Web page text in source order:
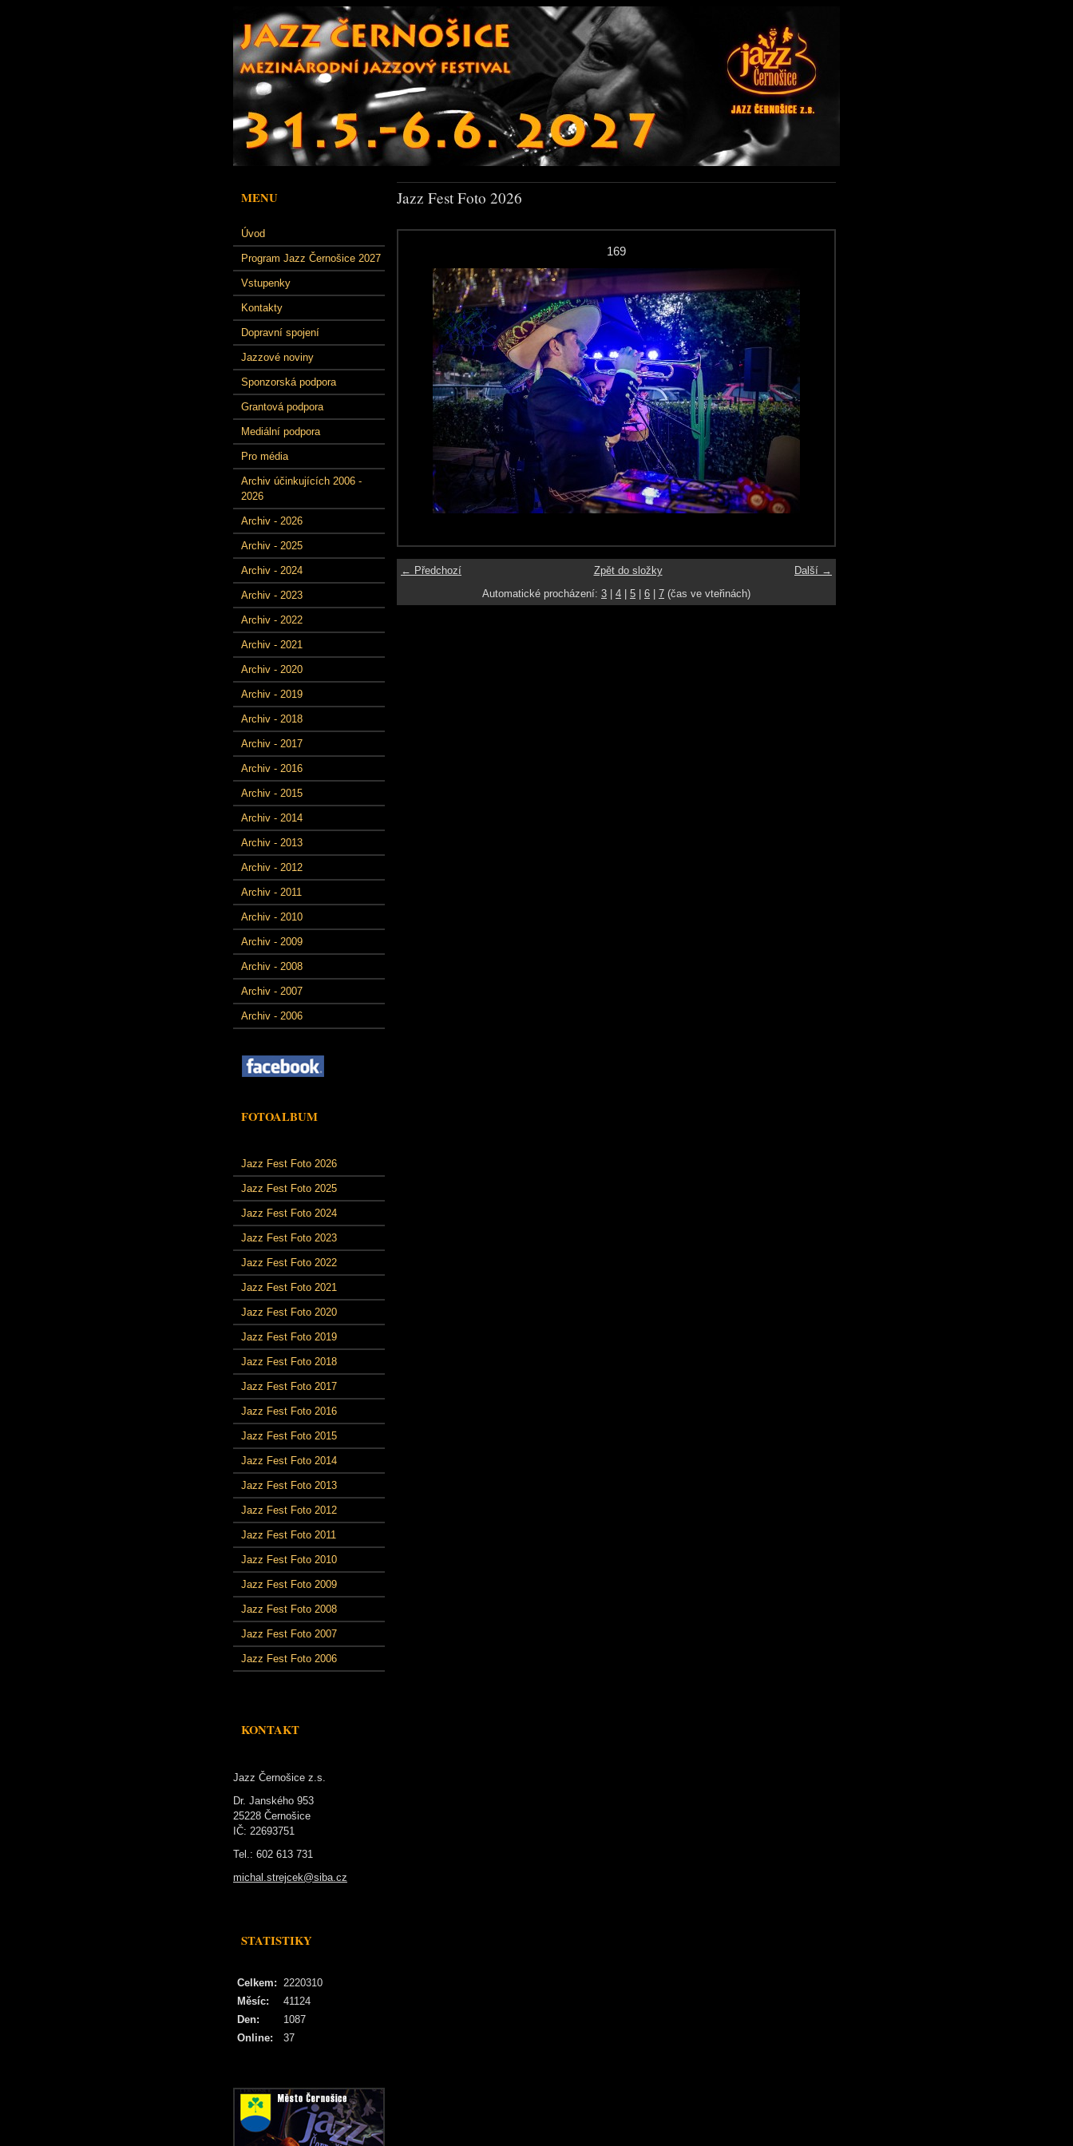
MENU
Úvod
Program Jazz Černošice 2027
Vstupenky
Kontakty
Dopravní spojení
Jazzové noviny
Sponzorská podpora
Grantová podpora
Mediální podpora
Pro média
Archiv účinkujících 2006 -
2026
Archiv - 2026
Archiv - 2025
Archiv - 2024
Archiv - 2023
Archiv - 2022
Archiv - 2021
Archiv - 2020
Archiv - 2019
Archiv - 2018
Archiv - 2017
Archiv - 2016
Archiv - 2015
Archiv - 2014
Archiv - 2013
Archiv - 2012
Archiv - 2011
Archiv - 2010
Archiv - 2009
Archiv - 2008
Archiv - 2007
Archiv - 2006
FOTOALBUM
Jazz Fest Foto 2026
Jazz Fest Foto 2025
Jazz Fest Foto 2024
Jazz Fest Foto 2023
Jazz Fest Foto 2022
Jazz Fest Foto 2021
Jazz Fest Foto 2020
Jazz Fest Foto 2019
Jazz Fest Foto 2018
Jazz Fest Foto 2017
Jazz Fest Foto 2016
Jazz Fest Foto 2015
Jazz Fest Foto 2014
Jazz Fest Foto 2013
Jazz Fest Foto 2012
Jazz Fest Foto 2011
Jazz Fest Foto 2010
Jazz Fest Foto 2009
Jazz Fest Foto 2008
Jazz Fest Foto 2007
Jazz Fest Foto 2006
KONTAKT
Jazz Černošice z.s.
Dr. Janského 953
25228 Černošice
IČ: 22693751
Tel.: 602 613 731
michal.strejcek@siba.cz
STATISTIKY
Online: 37
Celkem: 2220310
Měsíc:
41124
Den:
1087
Jazz Fest Foto 2026
169
← Předchozí Další →
Zpět do složky
Automatické procházení: 3 4 5 6 7 (čas ve vteřinách)